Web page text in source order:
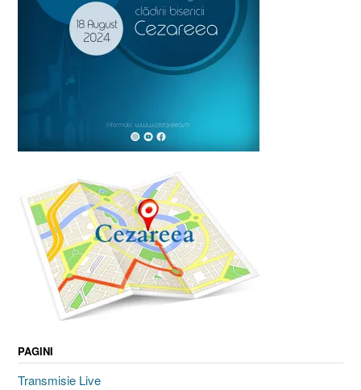
PAGINI
Transmisie Live